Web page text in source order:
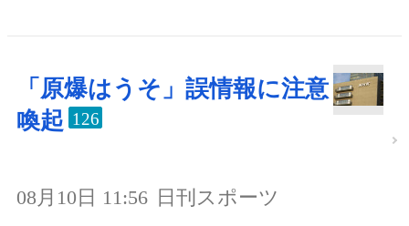
「原爆はうそ」誤情報に注意
喚起 126
08月10日 11:56 日刊スポーツ